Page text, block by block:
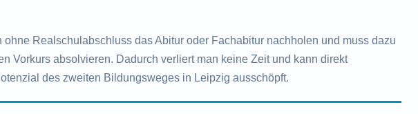
ohne Realschulabschluss das Abitur oder Fachabitur nachholen und muss dazu
Vorkurs absolvieren. Dadurch verliert man keine Zeit und kann direkt
des zweiten Bildungsweges in Leipzig ausschöpft.